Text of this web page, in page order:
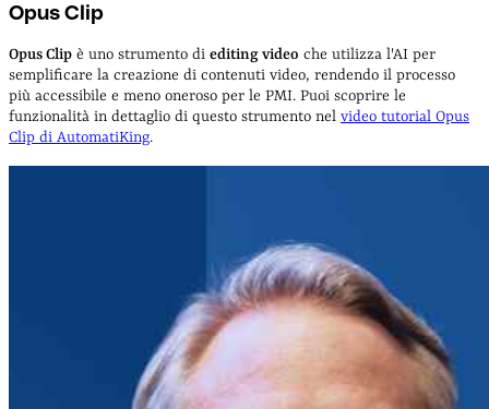
Opus Clip
Opus Clip è uno strumento di editing video che utilizza l'AI per
semplificare la creazione di contenuti video, rendendo il processo
più accessibile e meno oneroso per le PMI. Puoi scoprire le
funzionalità in dettaglio di questo strumento nel video tutorial Opus
Clip di AutomatiKing.